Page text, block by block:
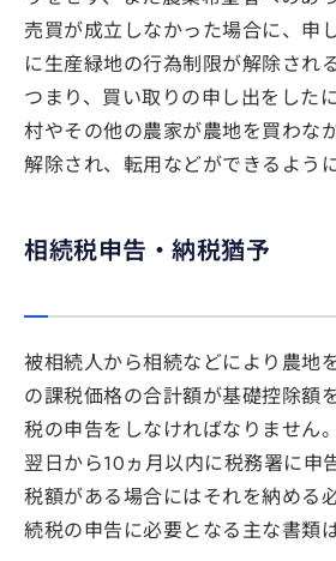
売買が成立しなかった場合に、申
に生産緑地の行為制限が解除され
つまり、買い取りの申し出をした
村やその他の農家が農地を買わな
解除され、転用などができるよう
相続税申告・納税猶予
被相続人から相続などにより農地
の課税価格の合計額が基礎控除額
税の申告をしなければなりません
翌日から10ヵ月以内に税務署に申
税額がある場合にはそれを納める
続税の申告に必要となる主な書類